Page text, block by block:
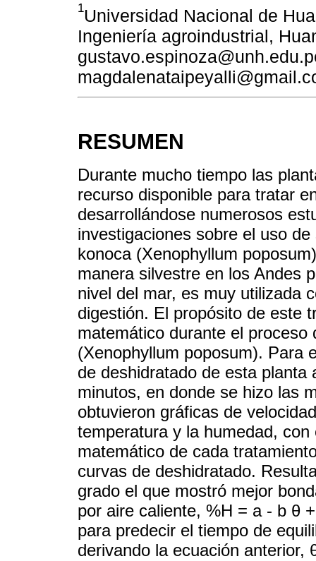
1Universidad Nacional de
Ingeniería agroindustrial,
RESUMEN
Durante mucho tiempo las
recurso disponible para tratar
desarrollándose numerosos
investigaciones sobre el uso
konoca (Xenophyllum
manera silvestre en los Andes
nivel del mar, es muy utilizada
digestión. El propósito de este
matemático durante el
(Xenophyllum poposum). Para
de deshidratado de esta planta
minutos, en donde se hizo las
obtuvieron gráficas de
temperatura y la humedad,
matemático de cada
curvas de deshidratado.
grado el que mostró mejor
por aire caliente, %H = a - b θ
para predecir el tiempo de
derivando la ecuación anterior,